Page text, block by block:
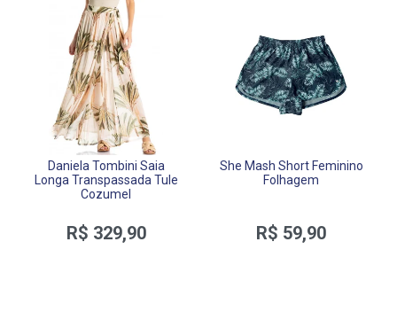
Daniela Tombini Saia
Longa Transpassada Tule
Cozumel
R$ 329,90
She Mash Short Feminino
Folhagem
R$ 59,90